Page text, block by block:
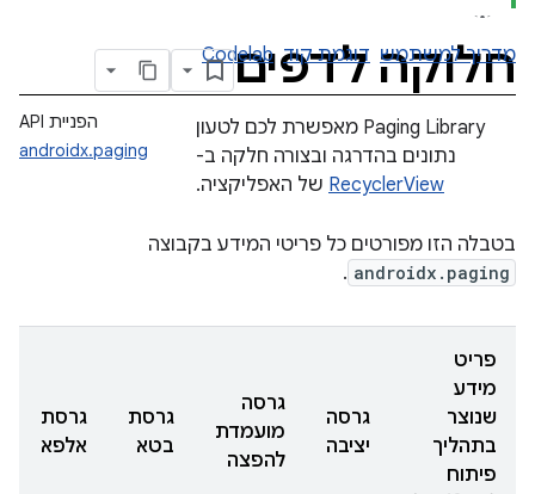
חלוקה לדפים
מדריך למשתמש דוגמת קוד Codelab
הפניית API
androidx.paging
‫Paging Library מאפשרת לכם לטעון
נתונים בהדרגה ובצורה חלקה ב-
RecyclerView של האפליקציה.
בטבלה הזו מפורטים כל פריטי המידע בקבוצה
androidx.paging
.
פריט
מידע
שנוצר
בתהליך
פיתוח
גרסה
יציבה
גרסה
מועמדת
להפצה
גרסת
בטא
גרסת
אלפא